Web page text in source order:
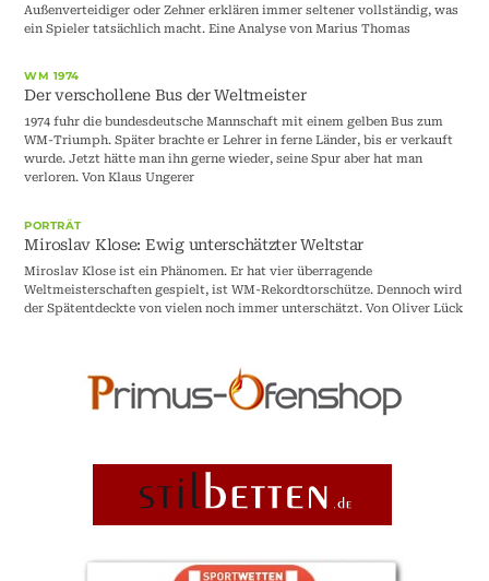
Außenverteidiger oder Zehner erklären immer seltener vollständig, was
ein Spieler tatsächlich macht. Eine Analyse von Marius Thomas
WM 1974
Der verschollene Bus der Weltmeister
1974 fuhr die bundesdeutsche Mannschaft mit einem gelben Bus zum
WM-Triumph. Später brachte er Lehrer in ferne Länder, bis er verkauft
wurde. Jetzt hätte man ihn gerne wieder, seine Spur aber hat man
verloren. Von Klaus Ungerer
PORTRÄT
Miroslav Klose: Ewig unterschätzter Weltstar
Miroslav Klose ist ein Phänomen. Er hat vier überragende
Weltmeisterschaften gespielt, ist WM-Rekordtorschütze. Dennoch wird
der Spätentdeckte von vielen noch immer unterschätzt. Von Oliver Lück